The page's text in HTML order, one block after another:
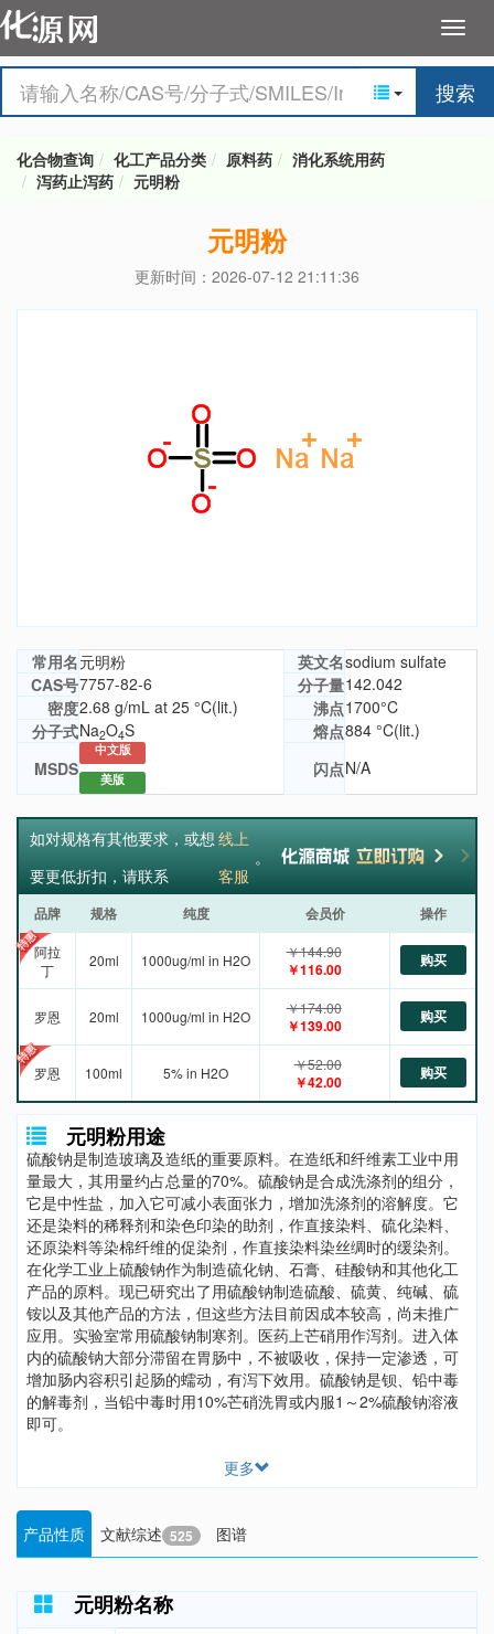
搜索
化合物查询 化工产品分类 原料药
消化系统用药
泻药止泻药
元明粉
元明粉
更新时间：2026-07-12 21:11:36
常用名元明粉 英文名sodium sulfate
CAS号7757-82-6 分子量142.042
密度2.68 g/mL at 25 °C(lit.) 沸点1700°C
分子式Na2O4S 熔点884 °C(lit.)
MSDS
中文版
美版
闪点N/A
如对规格有其他要求，或想
要更低折扣，请联系
线上
客服
。
品牌 规格 纯度 会员价 操作
阿拉
丁
20ml 1000ug/ml in H2O ￥144.90
￥116.00 购买
罗恩 20ml 1000ug/ml in H2O ￥174.00
￥139.00 购买
罗恩 100ml 5% in H2O ￥52.00
￥42.00 购买
元明粉用途
硫酸钠是制造玻璃及造纸的重要原料。在造纸和纤维素工业中用
量最大，其用量约占总量的70%。硫酸钠是合成洗涤剂的组分，
它是中性盐，加入它可减小表面张力，增加洗涤剂的溶解度。它
还是染料的稀释剂和染色印染的助剂，作直接染料、硫化染料、
还原染料等染棉纤维的促染剂，作直接染料染丝绸时的缓染剂。
在化学工业上硫酸钠作为制造硫化钠、石膏、硅酸钠和其他化工
产品的原料。现已研究出了用硫酸钠制造硫酸、硫黄、纯碱、硫
铵以及其他产品的方法，但这些方法目前因成本较高，尚未推广
应用。实验室常用硫酸钠制寒剂。医药上芒硝用作泻剂。进入体
内的硫酸钠大部分滞留在胃肠中，不被吸收，保持一定渗透，可
增加肠内容积引起肠的蠕动，有泻下效用。硫酸钠是钡、铅中毒
的解毒剂，当铅中毒时用10%芒硝洗胃或内服1～2%硫酸钠溶液
即可。
更多
产品性质 文献综述 525 图谱
元明粉名称